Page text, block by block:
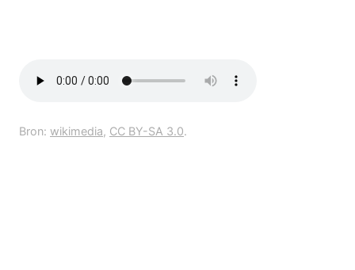
Bron: wikimedia, CC BY-SA 3.0.